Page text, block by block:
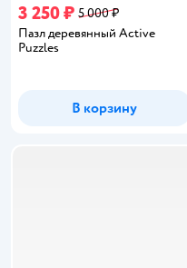
3 250 ₽ 5 000 ₽
Пазл деревянный Active
Puzzles
В корзину